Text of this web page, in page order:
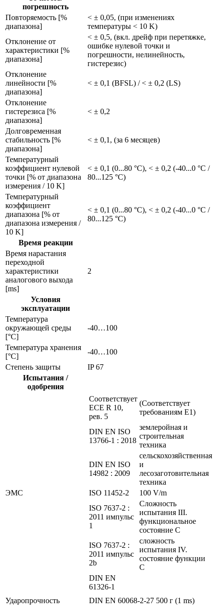
погрешность
Повторяемость [%
диапазона]
< ± 0,05, (при изменениях
температуры < 10 K)
Отклонение от
характеристики [%
диапазона]
< ± 0,5, (вкл. дрейф при перетяжке,
ошибке нулевой точки и
погрешности, нелинейность,
гистерезис)
Отклонение
линейности [%
диапазона]
< ± 0,1 (BFSL) / < ± 0,2 (LS)
Отклонение
гистерезиса [%
диапазона]
< ± 0,2
Долговременная
стабильность [%
диапазона]
< ± 0,1, (за 6 месяцев)
Температурный
коэффициент нулевой
точки [% от диапазона
измерения / 10 K]
< ± 0,1 (0...80 °C), < ± 0,2 (-40...0 °C /
80...125 °C)
Температурный
коэффициент
диапазона [% от
диапазона измерения /
10 K]
< ± 0,1 (0...80 °C), < ± 0,2 (-40...0 °C /
80...125 °C)
Время реакции
Время нарастания
переходной
характеристики
аналогового выхода
[ms]
2
Условия
эксплуатации
Температура
окружающей среды
[°C]
-40…100
Температура хранения
[°C]
-40…100
Степень защиты
IP 67
Испытания /
одобрения
ЭMC
Соответствует
ECE R 10,
рев. 5
(Соответствует
требованиям Е1)
DIN EN ISO
13766-1 : 2018
землеройная и
строительная
техника
DIN EN ISO
14982 : 2009
сельскохозяйственная
и
лесозаготовительная
техника
ISO 11452-2
100 V/m
ISO 7637-2 :
2011 импульс
1
Сложность
испытания III.
функциональное
состояние C
ISO 7637-2 :
2011 импульс
2b
сложность
испытания IV.
состояние функции
C
DIN EN
61326-1
Ударопрочность
DIN EN 60068-2-27 500 г (1 ms)